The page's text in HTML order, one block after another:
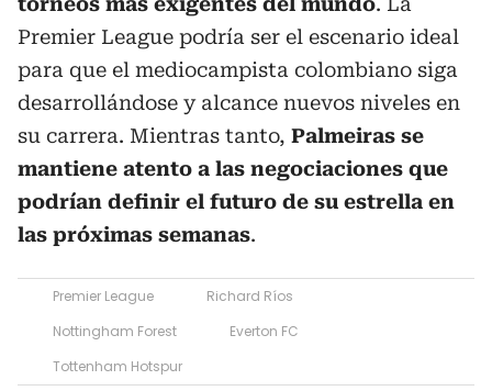
Premier League podría ser el escenario ideal
para que el mediocampista colombiano siga
desarrollándose y alcance nuevos niveles en
su carrera. Mientras tanto, Palmeiras se
mantiene atento a las negociaciones que
podrían definir el futuro de su estrella en
las próximas semanas.
Premier League
Richard Ríos
Nottingham Forest
Everton FC
Tottenham Hotspur